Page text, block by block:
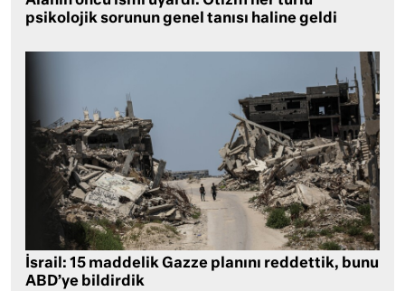
psikolojik sorunun genel tanısı haline geldi
İsrail: 15 maddelik Gazze planını reddettik, bunu
ABD’ye bildirdik